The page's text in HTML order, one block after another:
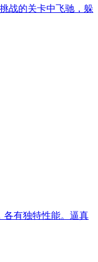
战的关卡中飞驰，躲
各有独特性能。逼真